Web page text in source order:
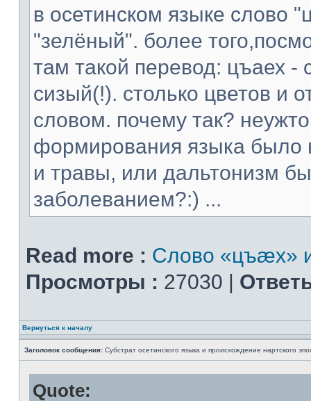
в осетинском языке слово
"зелёный". более
там такой перевод: цъаех -
сизый(!). столько цветов и
словом. почему так?
формирования языка было
и травы, или дальтонизм
заболеванием?:) ...
Read more : Слово «цъæх»
Просмотры : 27030 |
Вернуться к началу
Заголовок сообщения: Субстрат осетинского языка и происхождение нартского
Quote: